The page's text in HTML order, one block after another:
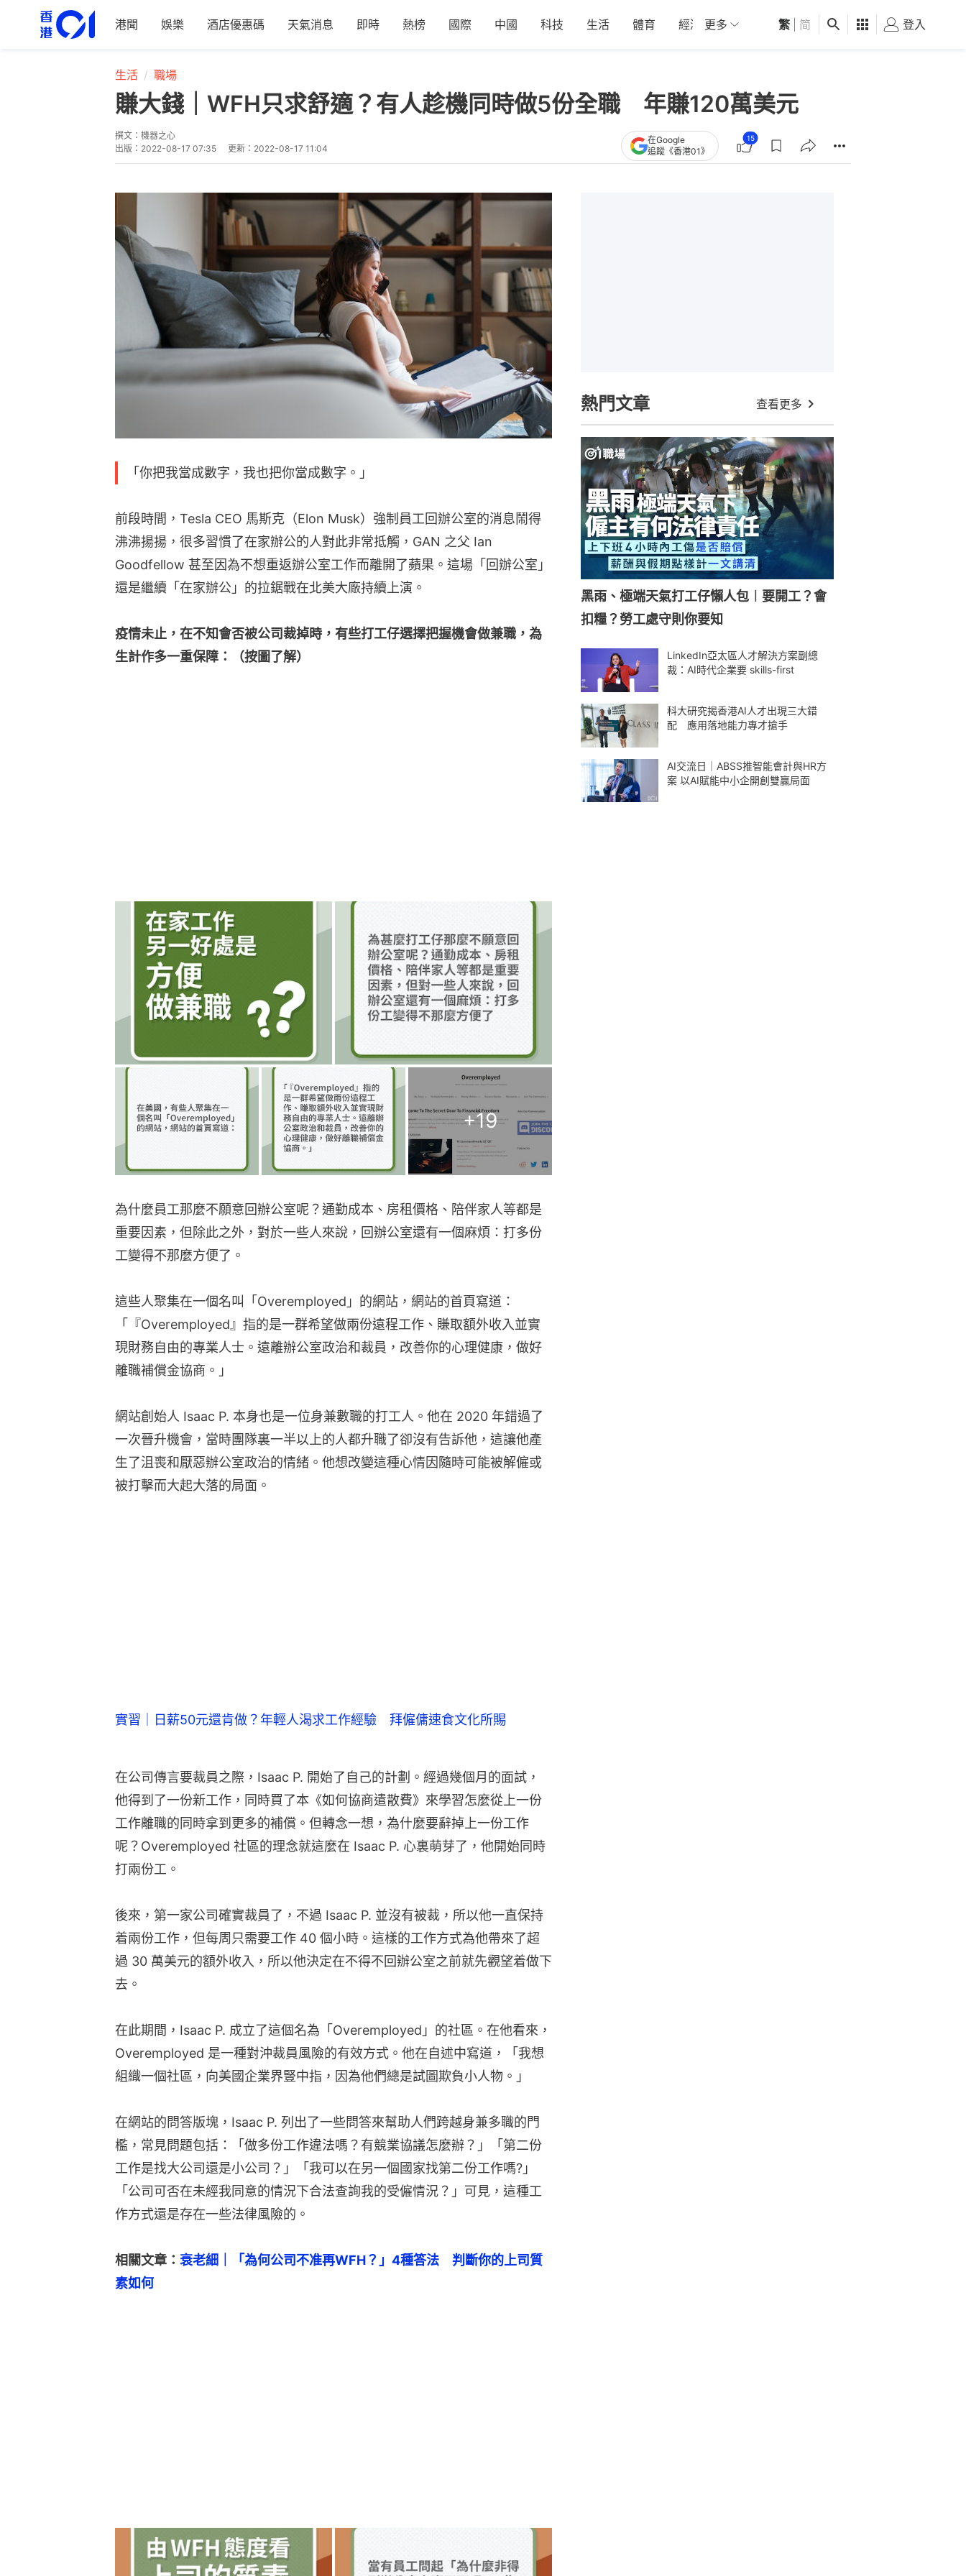
港聞 娛樂 酒店優惠碼 天氣消息 即時 熱榜 國際 中國 科技 生活 體育 經濟 01深圳 觀點 健康 好食玩飛
更多 繁 简 登入
生活 職場
賺大錢｜WFH只求舒適？有人趁機同時做5份全職 年賺120萬美元
撰文： 機器之心
出版： 2022-08-17 07:35 更新： 2022-08-17 11:04
在Google
追蹤《香港01》
15
「你把我當成數字，我也把你當成數字。」
前段時間，Tesla CEO 馬斯克（Elon Musk）強制員工回辦公室的消息鬧得
沸沸揚揚，很多習慣了在家辦公的人對此非常抵觸，GAN 之父 Ian
Goodfellow 甚至因為不想重返辦公室工作而離開了蘋果。這場「回辦公室」
還是繼續「在家辦公」的拉鋸戰在北美大廠持續上演。
疫情未止，在不知會否被公司裁掉時，有些打工仔選擇把握機會做兼職，為
生計作多一重保障：（按圖了解）
+19
為什麼員工那麼不願意回辦公室呢？通勤成本、房租價格、陪伴家人等都是
重要因素，但除此之外，對於一些人來說，回辦公室還有一個麻煩：打多份
工變得不那麼方便了。
這些人聚集在一個名叫「Overemployed」的網站，網站的首頁寫道：
「『Overemployed』指的是一群希望做兩份遠程工作、賺取額外收入並實
現財務自由的專業人士。遠離辦公室政治和裁員，改善你的心理健康，做好
離職補償金協商。」
網站創始人 Isaac P. 本身也是一位身兼數職的打工人。他在 2020 年錯過了
一次晉升機會，當時團隊裏一半以上的人都升職了卻沒有告訴他，這讓他產
生了沮喪和厭惡辦公室政治的情緒。他想改變這種心情因隨時可能被解僱或
被打擊而大起大落的局面。
實習｜日薪50元還肯做？年輕人渴求工作經驗 拜僱傭速食文化所賜
在公司傳言要裁員之際，Isaac P. 開始了自己的計劃。經過幾個月的面試，
他得到了一份新工作，同時買了本《如何協商遣散費》來學習怎麼從上一份
工作離職的同時拿到更多的補償。但轉念一想，為什麼要辭掉上一份工作
呢？Overemployed 社區的理念就這麼在 Isaac P. 心裏萌芽了，他開始同時
打兩份工。
後來，第一家公司確實裁員了，不過 Isaac P. 並沒有被裁，所以他一直保持
着兩份工作，但每周只需要工作 40 個小時。這樣的工作方式為他帶來了超
過 30 萬美元的額外收入，所以他決定在不得不回辦公室之前就先觀望着做下
去。
在此期間，Isaac P. 成立了這個名為「Overemployed」的社區。在他看來，
Overemployed 是一種對沖裁員風險的有效方式。他在自述中寫道，「我想
組織一個社區，向美國企業界豎中指，因為他們總是試圖欺負小人物。」
在網站的問答版塊，Isaac P. 列出了一些問答來幫助人們跨越身兼多職的門
檻，常見問題包括：「做多份工作違法嗎？有競業協議怎麼辦？」「第二份
工作是找大公司還是小公司？」「我可以在另一個國家找第二份工作嗎?」
「公司可否在未經我同意的情況下合法查詢我的受僱情況？」可見，這種工
作方式還是存在一些法律風險的。
相關文章： 衰老細｜「為何公司不准再WFH？」4種答法　判斷你的上司質
素如何
熱門文章 查看更多
黑雨、極端天氣打工仔懶人包︱要開工？會
扣糧？勞工處守則你要知
LinkedIn亞太區人才解決方案副總
裁：AI時代企業要 skills-first
科大研究揭香港AI人才出現三大錯
配 應用落地能力專才搶手
AI交流日｜ABSS推智能會計與HR方
案 以AI賦能中小企開創雙贏局面